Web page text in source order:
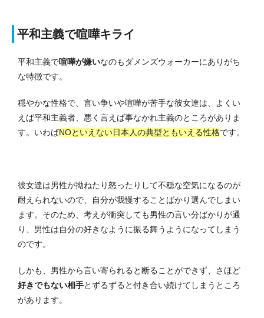
平和主義で喧嘩キライ
平和主義で喧嘩が嫌いなのもダメンズウォーカーにありがち
な特徴です。
穏やかな性格で、言い争いや喧嘩が苦手な彼女達は、よくい
えば平和主義者、悪く言えば事なかれ主義のところがありま
す。いわばNOといえない日本人の典型ともいえる性格です。
彼女達は男性が拗ねたり怒ったりして不穏な空気になるのが
耐えられないので、自分が我慢することばかり選んでしまい
ます。そのため、考えが衝突しても男性の言い分ばかりが通
り、男性は自分の好きなように振る舞うようになってしまう
のです。
しかも、男性から言い寄られると断ることができず、さほど
好きでもない相手とずるずると付き合い続けてしまうところ
があります。